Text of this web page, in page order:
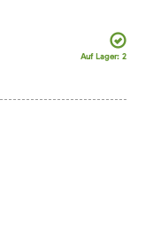
Auf Lager: 2